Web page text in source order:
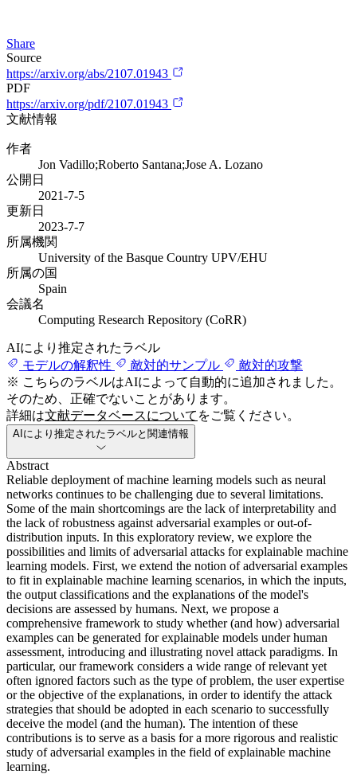
Share
Source
https://arxiv.org/abs/2107.01943
PDF
https://arxiv.org/pdf/2107.01943
文献情報
作者
Jon Vadillo;Roberto Santana;Jose A. Lozano
公開日
2021-7-5
更新日
2023-7-7
所属機関
University of the Basque Country UPV/EHU
所属の国
Spain
会議名
Computing Research Repository (CoRR)
AIにより推定されたラベル
モデルの解釈性
敵対的サンプル
敵対的攻撃
※ こちらのラベルはAIによって自動的に追加されました。
そのため、正確でないことがあります。
詳細は文献データベースについて をご覧ください。
AIにより推定されたラベルと関連情報
Abstract
Reliable deployment of machine learning models such as neural
networks continues to be challenging due to several limitations.
Some of the main shortcomings are the lack of interpretability and
the lack of robustness against adversarial examples or out-of-
distribution inputs. In this exploratory review, we explore the
possibilities and limits of adversarial attacks for explainable machine
learning models. First, we extend the notion of adversarial examples
to fit in explainable machine learning scenarios, in which the inputs,
the output classifications and the explanations of the model's
decisions are assessed by humans. Next, we propose a
comprehensive framework to study whether (and how) adversarial
examples can be generated for explainable models under human
assessment, introducing and illustrating novel attack paradigms. In
particular, our framework considers a wide range of relevant yet
often ignored factors such as the type of problem, the user expertise
or the objective of the explanations, in order to identify the attack
strategies that should be adopted in each scenario to successfully
deceive the model (and the human). The intention of these
contributions is to serve as a basis for a more rigorous and realistic
study of adversarial examples in the field of explainable machine
learning.